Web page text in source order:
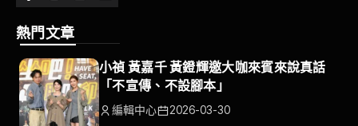
熱門文章
小禎 黃嘉千 黃鐙輝邀大咖來賓來說真話
「不宣傳、不設腳本」
編輯中心 2026-03-30